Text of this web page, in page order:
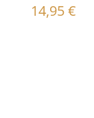
14,95€